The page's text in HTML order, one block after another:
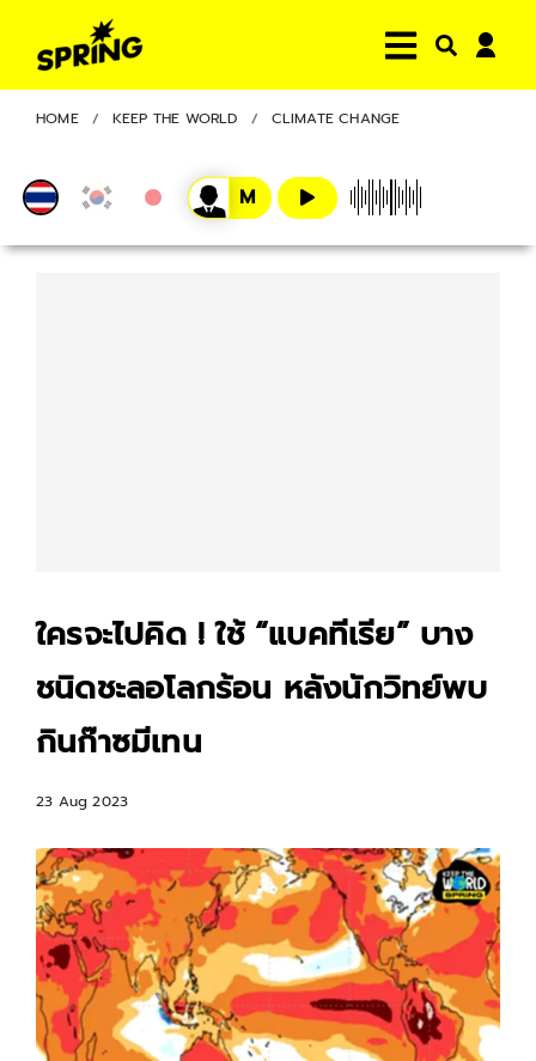
HOME KEEP THE WORLD CLIMATE CHANGE
ใครจะไปคิด ! ใช้ “แบคทีเรีย” บาง
ชนิดชะลอโลกร้อน หลังนักวิทย์พบ
กินก๊าซมีเทน
23 Aug 2023